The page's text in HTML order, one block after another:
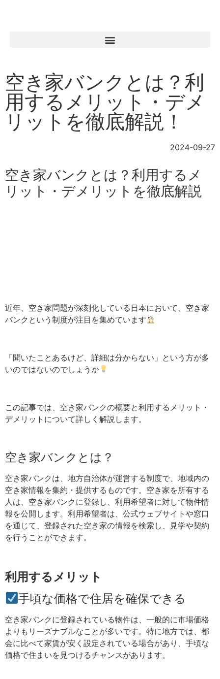
空き家バンクとは？利
用するメリット・デメ
リットを徹底解説！
2024-09-27
空き家バンクとは？利用するメ
リット・デメリットを徹底解説
近年、空き家問題が深刻化している日本において、空き家
バンクという制度が注目を集めています
「聞いたことあるけど、詳細は分からない」という方が多
いのではないのでしょうか
この記事では、空き家バンクの概要と利用するメリット・
デメリットについて詳しく解説します。
空き家バンクとは？
空き家バンクは、地方自治体が運営する制度で、地域内の
空き家情報を集約・提供するものです。空き家を所有する
人は、空き家バンクに登録し、利用希望者に対して物件情
報を公開します。利用希望者は、公式ウェブサイトや窓口
を通じて、登録された空き家の情報を検索し、見学や契約
を行うことができます。
利用するメリット
手頃な価格で住居を確保できる
空き家バンクに登録されている物件は、一般的に市場価格
よりもリーズナブルなことが多いです。特に地方では、都
会に比べて家賃が安く設定されている場合があり、手頃な
価格で住まいを見つけるチャンスがあります。